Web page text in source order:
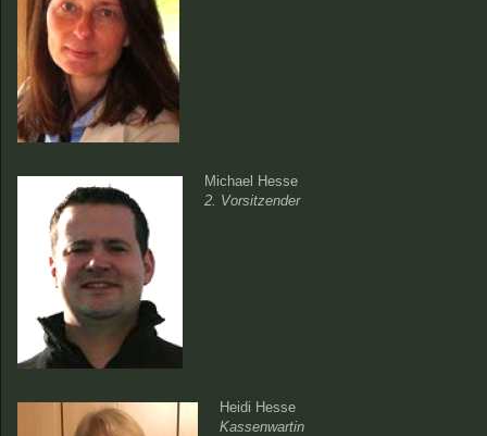
Michael Hesse
2. Vorsitzender
Heidi Hesse
Kassenwartin